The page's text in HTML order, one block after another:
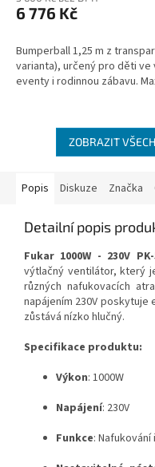
je
z
5
hvězdiček.
6 776 Kč
Bumperball 1,25 m z
varianta), určený pro děti ve
eventy i rodinnou zábavu.
ZOBRAZIT
Popis Diskuze Značka
Detailní popis
Fukar 1000W - 230V
výtlačný ventilátor, který
různých nafukovacích
napájením 230V
zůstává nízko hlučný.
Specifikace produktu:
Výkon: 1000W
Napájení: 230V
Funkce: